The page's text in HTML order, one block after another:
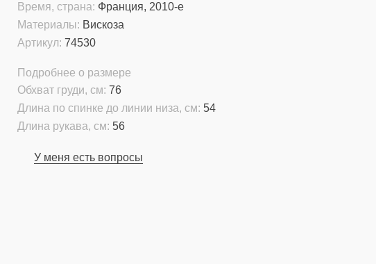
Материалы: Вискоза
Время, страна: Франция, 2010-е
Артикул: 74530
Подробнее о размере
Длина рукава, см: 56
Длина по спинке до линии низа, см: 54
Обхват груди, см: 76
У меня есть вопросы